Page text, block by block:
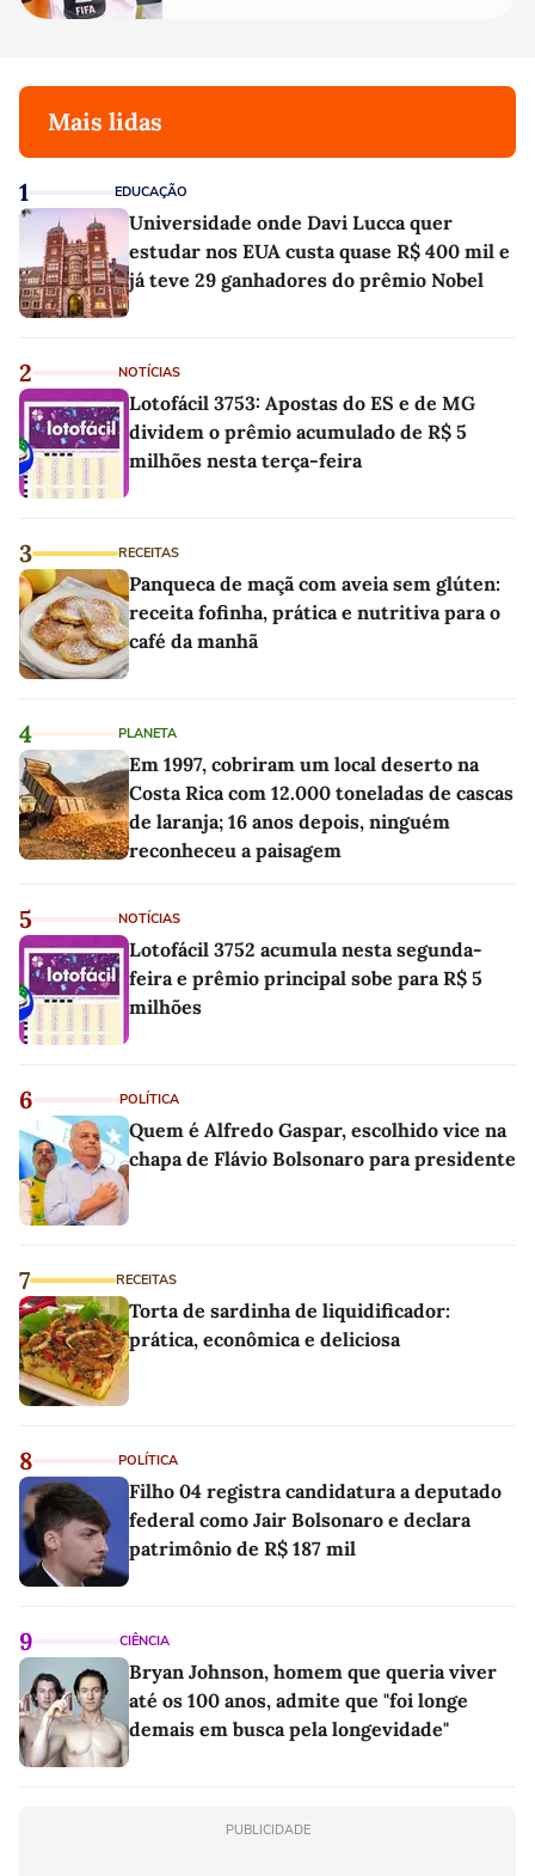
Mais lidas
1 EDUCAÇÃO
Universidade onde Davi Lucca quer
estudar nos EUA custa quase R$ 400 mil e
já teve 29 ganhadores do prêmio Nobel
2 NOTÍCIAS
Lotofácil 3753: Apostas do ES e de MG
dividem o prêmio acumulado de R$ 5
milhões nesta terça-feira
3 RECEITAS
Panqueca de maçã com aveia sem glúten:
receita fofinha, prática e nutritiva para o
café da manhã
4 PLANETA
Em 1997, cobriram um local deserto na
Costa Rica com 12.000 toneladas de cascas
de laranja; 16 anos depois, ninguém
reconheceu a paisagem
5 NOTÍCIAS
Lotofácil 3752 acumula nesta segunda-
feira e prêmio principal sobe para R$ 5
milhões
6 POLÍTICA
Quem é Alfredo Gaspar, escolhido vice na
chapa de Flávio Bolsonaro para presidente
7 RECEITAS
Torta de sardinha de liquidificador:
prática, econômica e deliciosa
8 POLÍTICA
Filho 04 registra candidatura a deputado
federal como Jair Bolsonaro e declara
patrimônio de R$ 187 mil
9 CIÊNCIA
Bryan Johnson, homem que queria viver
até os 100 anos, admite que "foi longe
demais em busca pela longevidade"
PUBLICIDADE